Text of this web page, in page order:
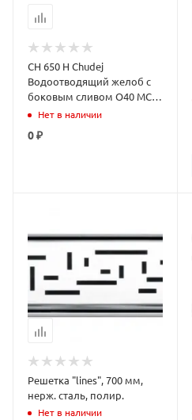
CH 650 H Chudej
Водоотводящий желоб с
боковым сливом O40 MCH
рамка пласт. 650 мм
Нет в наличии
0 ₽
Решетка "lines", 700 мм,
нерж. сталь, полир.
Нет в наличии